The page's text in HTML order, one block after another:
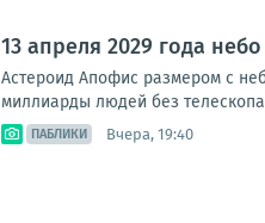
13 апреля 2029 года
Астероид Апофис размером с
миллиарды людей без
ПАБЛИКИ Вчера, 19:40